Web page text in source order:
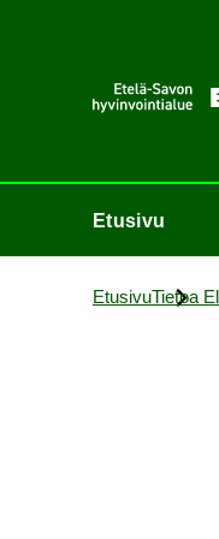
Etusi­vu
Etusi­vu
Etusi­vuTie­toa